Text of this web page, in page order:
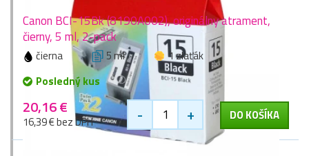
Canon BCI-15Bk (8190A002), originálny atrament,
čierny, 5 ml, 2-pack
čierna 5 ml
1 zlaťák
Posledný kus
20,16 €
16,39 € bez DPH - + DO KOŠÍKA